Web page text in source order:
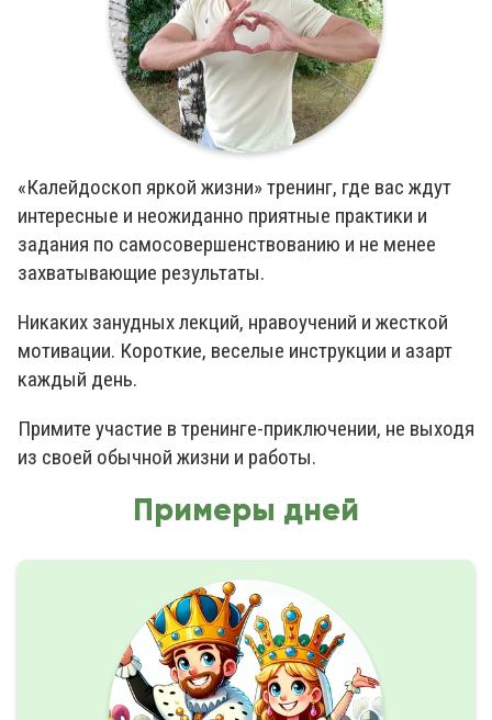
«Калейдоскоп яркой жизни» тренинг, где вас ждут
интересные и неожиданно приятные практики и
задания по самосовершенствованию и не менее
захватывающие результаты.
Никаких занудных лекций, нравоучений и жесткой
мотивации. Короткие, веселые инструкции и азарт
каждый день.
Примите участие в тренинге-приключении, не выходя
из своей обычной жизни и работы.
Примеры дней